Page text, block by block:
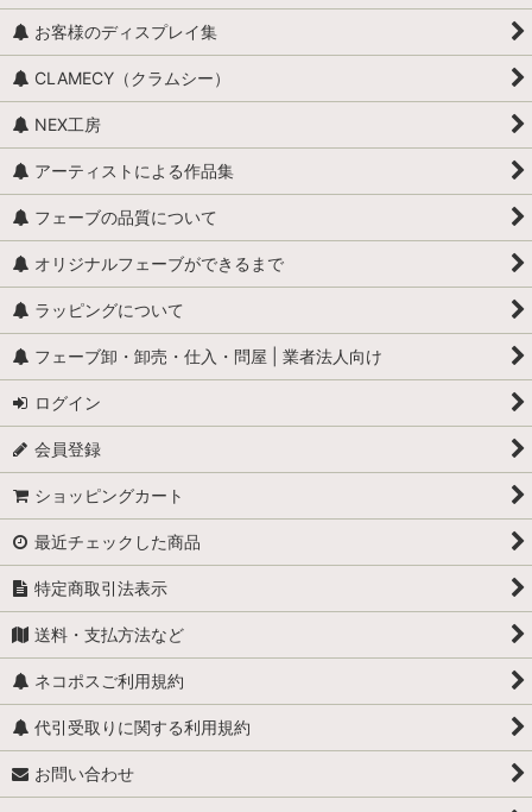
アンティークドール
映画・ヒーロー
王・貴族・英雄・歴史上の人物
おやすみなさい、こども達 / くまのヌーヌー
怪物
学校
学者・発明家・詩人
カリメロ
キティ
小人
くまのプーさん
少年ブールと愛犬ビル
職業・仕事
スーパーマン
お客様のディスプレイ集
CLAMECY（クラムシー）
NEX工房
アーティストによる作品集
フェーブの品質について
オリジナルフェーブができるまで
ラッピングについて
フェーブ卸・卸売・仕入・問屋 | 業者法人向け
ログイン
会員登録
ショッピングカート
最近チェックした商品
特定商取引法表示
送料・支払方法など
ネコポスご利用規約
代引受取りに関する利用規約
お問い合わせ